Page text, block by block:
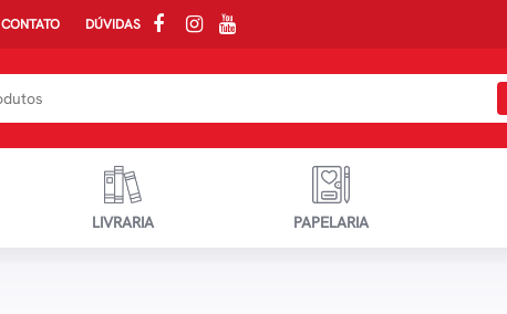
CONTATO DÚVIDAS
LIVRARIA PAPELARIA